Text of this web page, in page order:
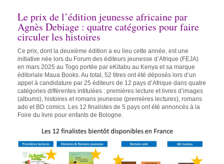
Le prix de l’édition jeunesse africaine par
Agnès Debiage : quatre catégories pour faire
circuler les histoires
Ce prix, dont la deuxième édition a eu lieu cette année, est une
initiative née lors du Forum des éditeurs jeunesse d’Afrique (FEJA)
en mars 2025 au Togo portée par eKitabu au Kenya et sa marque
éditoriale Maua Books. Au total, 52 titres ont été déposés lors d’un
appel à candidature par 25 éditeurs de 12 pays d’Afrique dans quatre
catégories différentes intitulées : premières lecture et livres d’images
(albums), histoires et romans jeunesse (premières lectures), romans
ado et BD comics. Les 12 finalistes de 5 pays ont été annoncés à la
Foire du livre pour enfants de Bologne.